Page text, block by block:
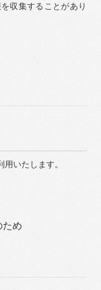
収集することがあり
いたします。
ため